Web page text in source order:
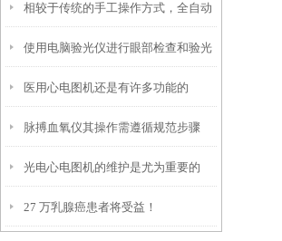
用？
相较于传统的手工操作方式，全自动
凝血测试仪具有以下优势
使用电脑验光仪进行眼部检查和验光
时，需要注意以下事项
医用心电图机还是有许多功能的
脉搏血氧仪其操作需遵循规范步骤
光电心电图机的维护是尤为重要的
27 万乳腺癌患者将受益！